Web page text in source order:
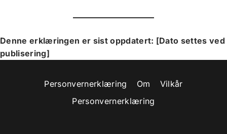
Denne erklæringen er sist oppdatert: [Dato settes ved
publisering]
Personvernerklæring Om
Vilkår
Personvernerklæring